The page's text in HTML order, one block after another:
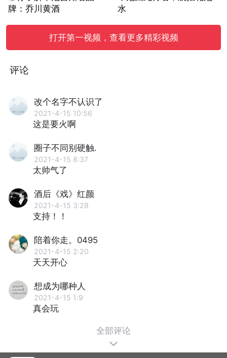
牌：乔川黄酒
水
打开第一视频，查看更多精彩视频
评论
改个名字不认识了
2021-4-15 10:56
这是要火啊
圈子不同别硬触.
2021-4-15 8:37
太帅气了
酒后《戏》红颜
2021-4-15 3:28
支持！！
陪着你走。0495
2021-4-15 2:20
天天开心
想成为哪种人
2021-4-15 1:9
真会玩
全部评论